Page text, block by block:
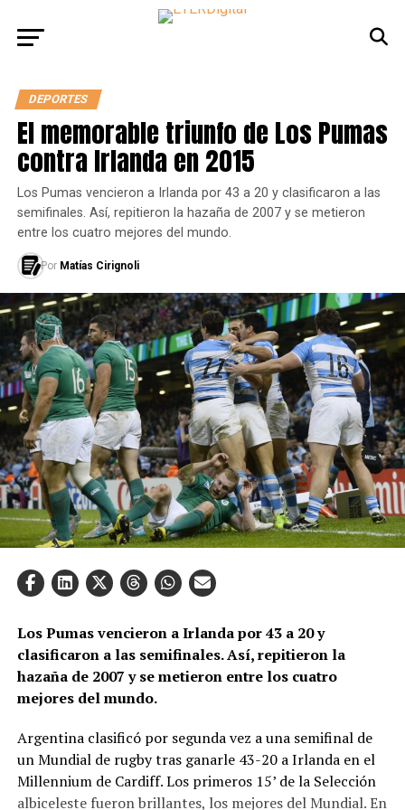
DEPORTES
El memorable triunfo de Los Pumas
contra Irlanda en 2015
Los Pumas vencieron a Irlanda por 43 a 20 y clasificaron a las
semifinales. Así, repitieron la hazaña de 2007 y se metieron
entre los cuatro mejores del mundo.
Por Matías Cirignoli
Los Pumas vencieron a Irlanda por 43 a 20 y
clasificaron a las semifinales. Así, repitieron la
hazaña de 2007 y se metieron entre los cuatro
mejores del mundo.
Argentina clasificó por segunda vez a una semifinal de
un Mundial de rugby tras ganarle 43-20 a Irlanda en el
Millennium de Cardiff. Los primeros 15’ de la Selección
albiceleste fueron brillantes, los mejores del Mundial. En